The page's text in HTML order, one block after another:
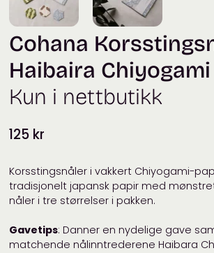
Cohana
Haibaira Chiyogami
Kun i nettbutikk
125 kr
Korsstingsnåler i vakkert Chiyogami-
tradisjonelt japansk papir med
nåler i tre størrelser i pakken.
Gavetips: Danner en nydelige gave
matchende nålinntrederene Haibara